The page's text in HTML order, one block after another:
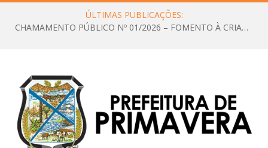
ÚLTIMAS PUBLICAÇÕES:
CHAMAMENTO PÚBLICO Nº 01/2026 – FOMENTO À CRIAÇÃO E A CIRCULAÇÃO DE PRODUÇÕES CULTURAIS – Aldir Blanc